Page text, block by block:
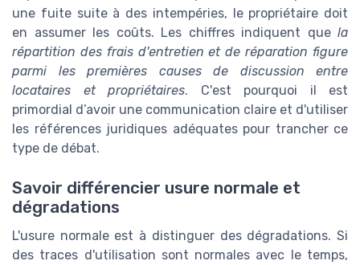
une fuite suite à des intempéries, le propriétaire doit
en assumer les coûts. Les chiffres indiquent que la
répartition des frais d'entretien et de réparation figure
parmi les premières causes de discussion entre
locataires et propriétaires. C'est pourquoi il est
primordial d’avoir une communication claire et d'utiliser
les références juridiques adéquates pour trancher ce
type de débat.
Savoir différencier usure normale et
dégradations
L'usure normale est à distinguer des dégradations. Si
des traces d'utilisation sont normales avec le temps,